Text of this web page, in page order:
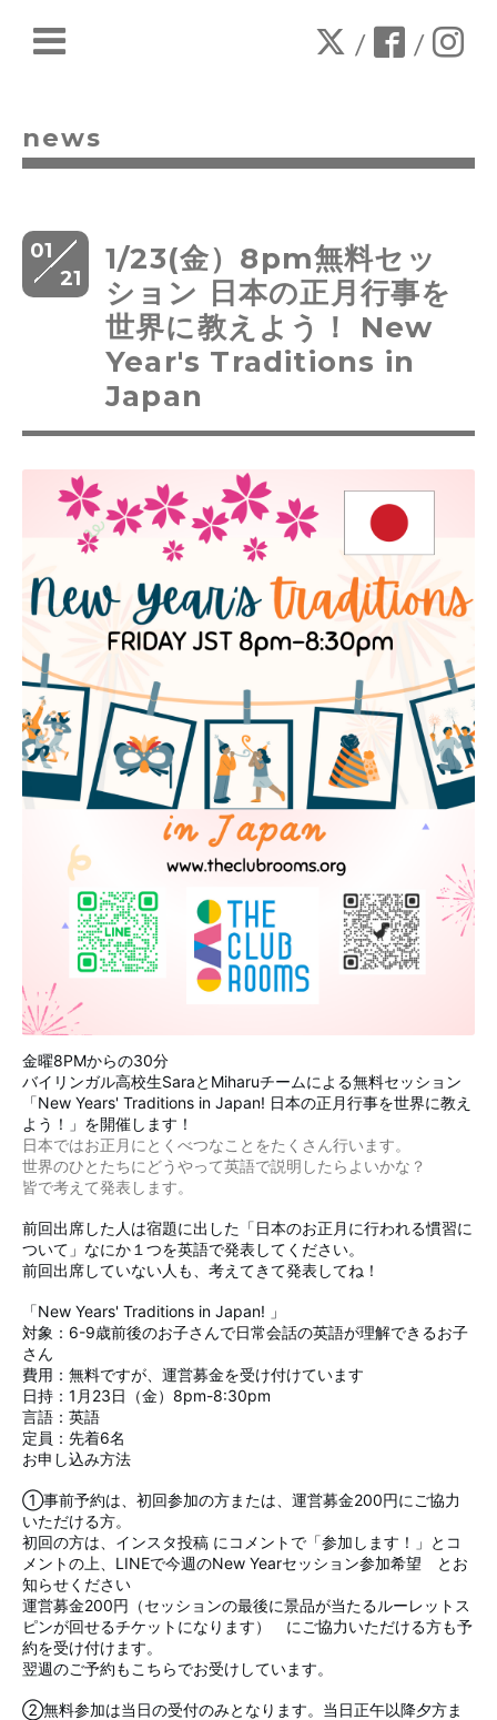
/ /
news
01
21
1/23(金）8pm無料セッ
ション 日本の正月行事を
世界に教えよう！ New
Year's Traditions in
Japan
金曜8PMからの30分
バイリンガル高校生SaraとMiharuチームによる無料セッション
「New Years' Traditions in Japan! 日本の正月行事を世界に教え
よう！」を開催します！
日本ではお正月にとくべつなことをたくさん行います。
世界のひとたちにどうやって英語で説明したらよいかな？
皆で考えて発表します。
前回出席した人は宿題に出した「日本のお正月に行われる慣習に
ついて」なにか１つを英語で発表してください。
前回出席していない人も、考えてきて発表してね！
「New Years' Traditions in Japan! 」
対象：6-9歳前後のお子さんで日常会話の英語が理解できるお子
さん
費用：無料ですが、運営募金を受け付けています
日持：1月23日（金）8pm-8:30pm
言語：英語
定員：先着6名
お申し込み方法
①事前予約は、初回参加の方または、運営募金200円にご協力
いただける方。
初回の方は、インスタ投稿 にコメントで「参加します！」とコ
メントの上、LINEで今週のNew Yearセッション参加希望 とお
知らせください
運営募金200円（セッションの最後に景品が当たるルーレットス
ピンが回せるチケットになります） にご協力いただける方も予
約を受け付けます。
翌週のご予約もこちらでお受けしています。
②無料参加は当日の受付のみとなります。当日正午以降夕方ま